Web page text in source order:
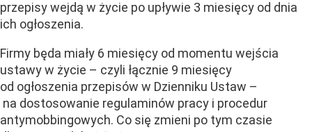
przepisy wejdą w życie po upływie 3 miesięcy od dnia
ich ogłoszenia.
Firmy będa miały 6 miesięcy od momentu wejścia
ustawy w życie – czyli łącznie 9 miesięcy
od ogłoszenia przepisów w Dzienniku Ustaw –
na dostosowanie regulaminów pracy i procedur
antymobbingowych. Co się zmieni po tym czasie